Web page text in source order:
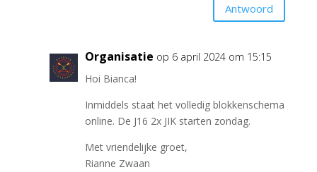
Antwoord
Organisatie op 6 april 2024 om 15:15
Hoi Bianca!
Inmiddels staat het volledig blokkenschema
online. De J16 2x JIK starten zondag.
Met vriendelijke groet,
Rianne Zwaan